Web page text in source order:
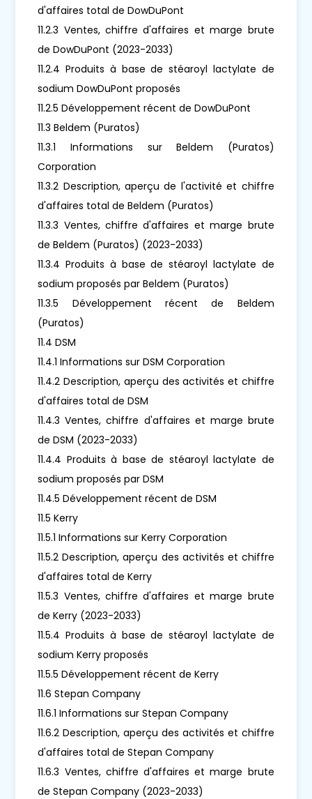
d'affaires total de DowDuPont
11.2.3 Ventes, chiffre d'affaires et marge brute
de DowDuPont (2023-2033)
11.2.4 Produits à base de stéaroyl lactylate de
sodium DowDuPont proposés
11.2.5 Développement récent de DowDuPont
11.3 Beldem (Puratos)
11.3.1 Informations sur Beldem (Puratos)
Corporation
11.3.2 Description, aperçu de l'activité et chiffre
d'affaires total de Beldem (Puratos)
11.3.3 Ventes, chiffre d'affaires et marge brute
de Beldem (Puratos) (2023-2033)
11.3.4 Produits à base de stéaroyl lactylate de
sodium proposés par Beldem (Puratos)
11.3.5 Développement récent de Beldem
(Puratos)
11.4 DSM
11.4.1 Informations sur DSM Corporation
11.4.2 Description, aperçu des activités et chiffre
d'affaires total de DSM
11.4.3 Ventes, chiffre d'affaires et marge brute
de DSM (2023-2033)
11.4.4 Produits à base de stéaroyl lactylate de
sodium proposés par DSM
11.4.5 Développement récent de DSM
11.5 Kerry
11.5.1 Informations sur Kerry Corporation
11.5.2 Description, aperçu des activités et chiffre
d'affaires total de Kerry
11.5.3 Ventes, chiffre d'affaires et marge brute
de Kerry (2023-2033)
11.5.4 Produits à base de stéaroyl lactylate de
sodium Kerry proposés
11.5.5 Développement récent de Kerry
11.6 Stepan Company
11.6.1 Informations sur Stepan Company
11.6.2 Description, aperçu des activités et chiffre
d'affaires total de Stepan Company
11.6.3 Ventes, chiffre d'affaires et marge brute
de Stepan Company (2023-2033)